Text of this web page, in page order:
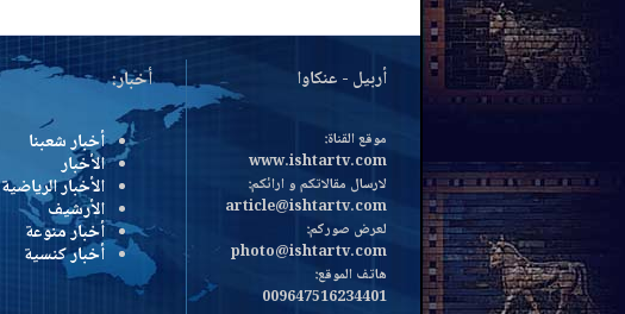
أربيل - عنكاوا
موقع القناة:
www.ishtartv.com
لارسال مقالاتكم و ارائكم:
article@ishtartv.com
لعرض صوركم:
photo@ishtartv.com
هاتف الموقع:
009647516234401
أخبار:
أخبار شعبنا
الأخبار
الأخبار الرياضية
الأرشيف
أخبار منوعة
أخبار كنسية